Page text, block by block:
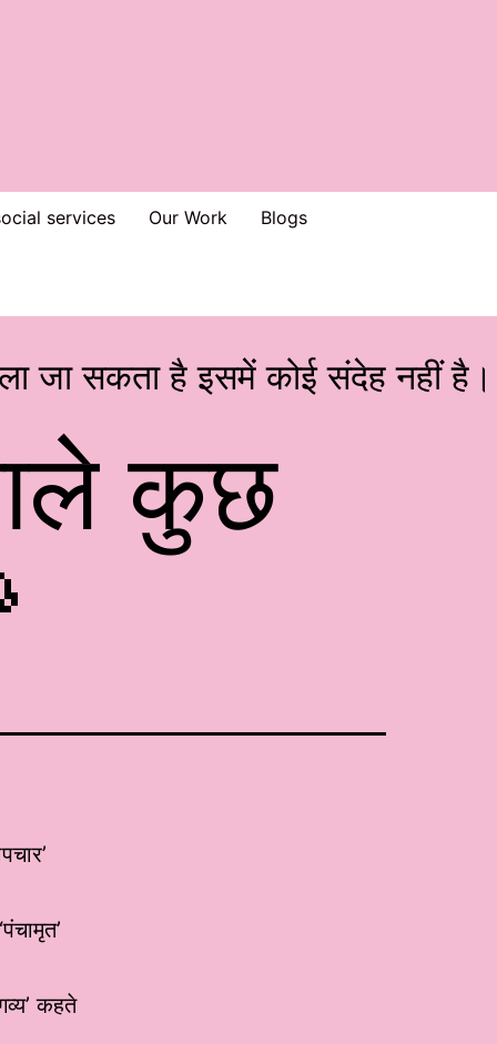
services Our Work Blogs
जा सकता है इसमें कोई संदेह नहीं है।
कुछ
कहते